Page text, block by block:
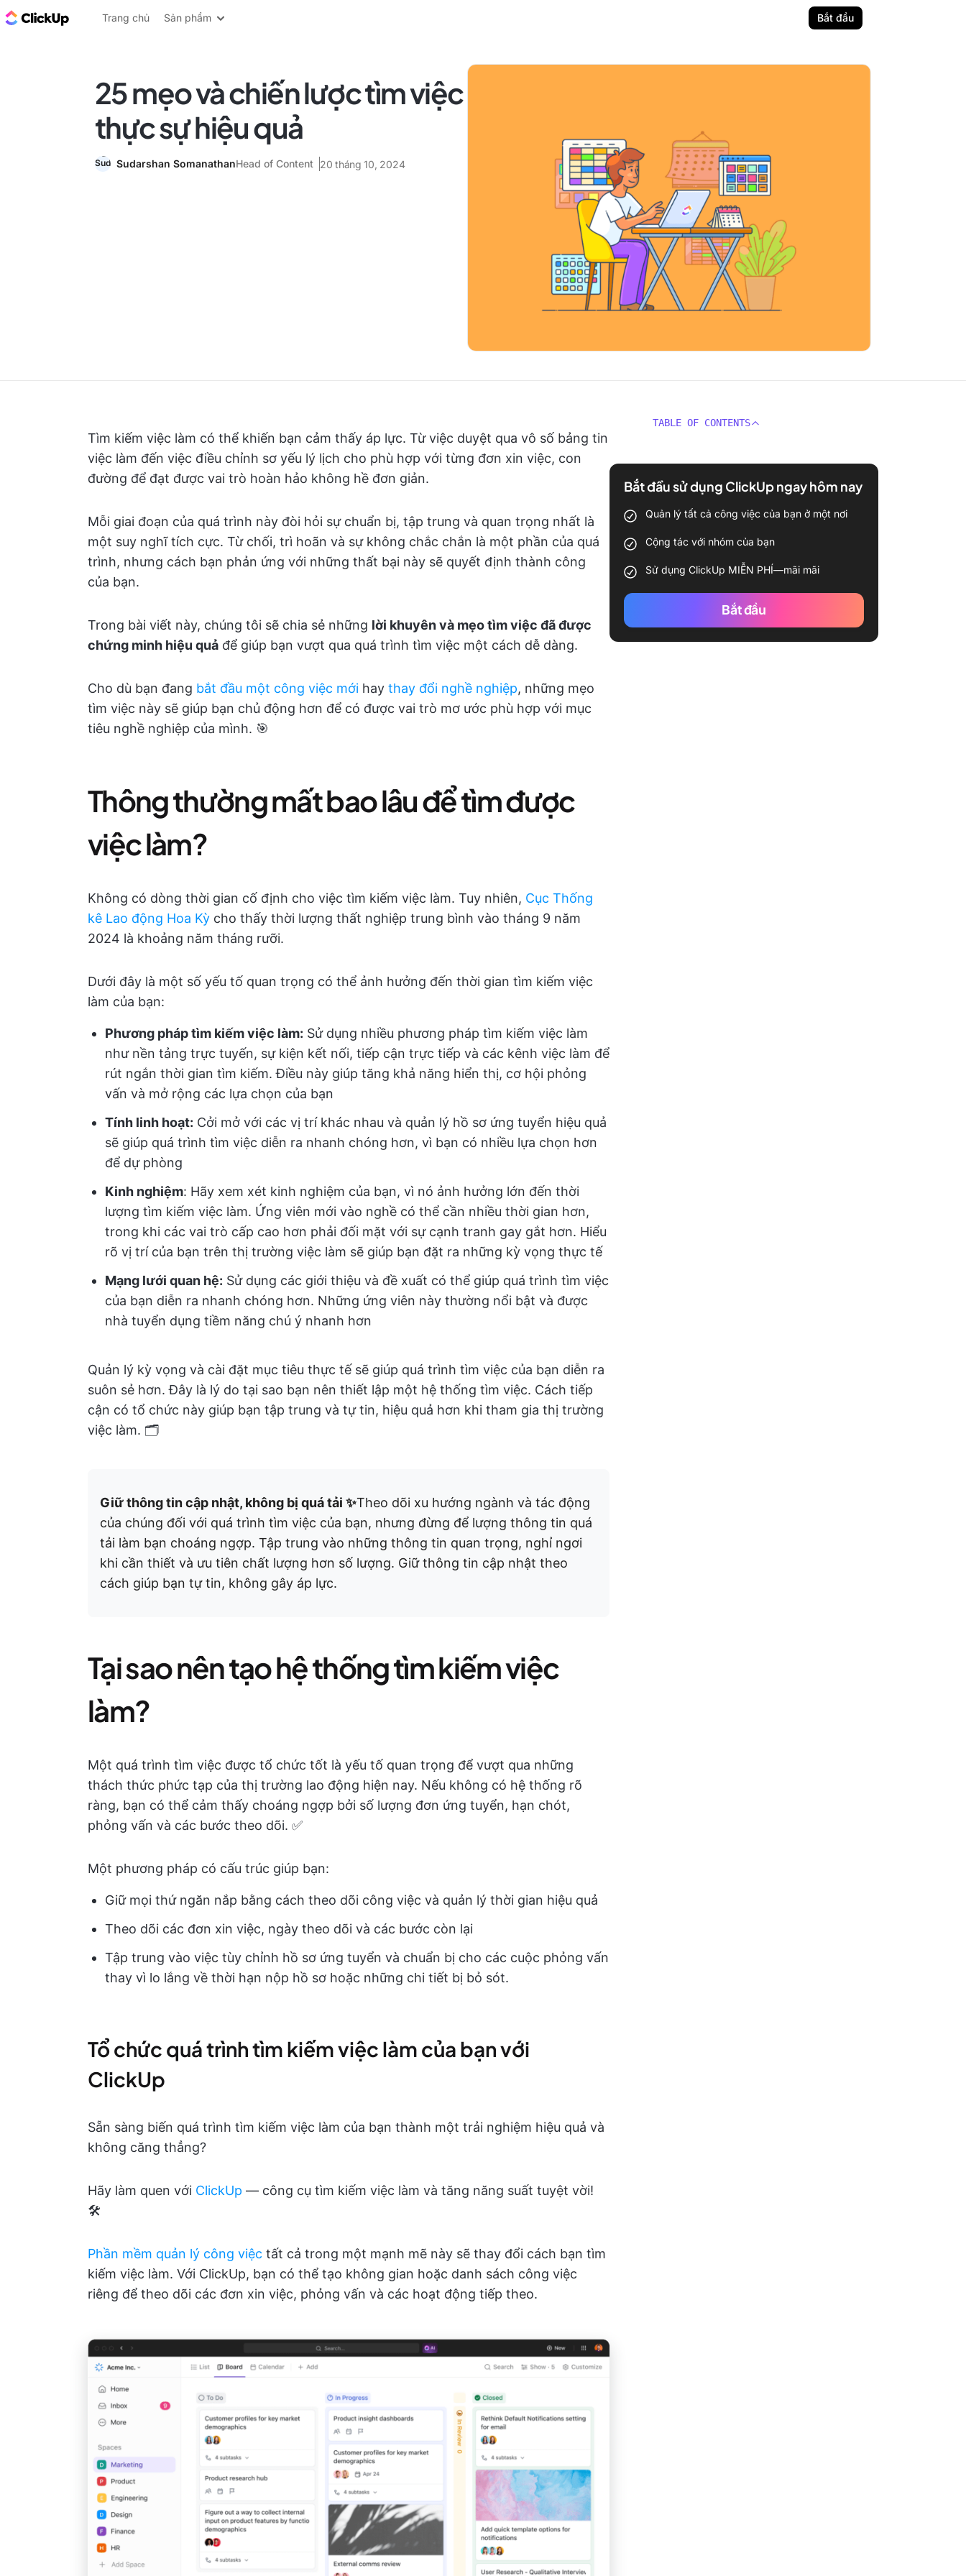
ClickUp Blog
Trang chủ Sản phẩm Bắt đầu
25 mẹo và chiến lược tìm việc
thực sự hiệu quả
Sudarshan SomanathanHead of Content 20 tháng 10, 2024
Tìm kiếm việc làm có thể khiến bạn cảm thấy áp lực. Từ việc duyệt qua vô số bảng tin
việc làm đến việc điều chỉnh sơ yếu lý lịch cho phù hợp với từng đơn xin việc, con
đường để đạt được vai trò hoàn hảo không hề đơn giản.
Mỗi giai đoạn của quá trình này đòi hỏi sự chuẩn bị, tập trung và quan trọng nhất là
một suy nghĩ tích cực. Từ chối, trì hoãn và sự không chắc chắn là một phần của quá
trình, nhưng cách bạn phản ứng với những thất bại này sẽ quyết định thành công
của bạn.
Trong bài viết này, chúng tôi sẽ chia sẻ những lời khuyên và mẹo tìm việc đã được
chứng minh hiệu quả để giúp bạn vượt qua quá trình tìm việc một cách dễ dàng.
Cho dù bạn đang bắt đầu một công việc mới hay thay đổi nghề nghiệp, những mẹo
tìm việc này sẽ giúp bạn chủ động hơn để có được vai trò mơ ước phù hợp với mục
tiêu nghề nghiệp của mình. 🎯
Thông thường mất bao lâu để tìm được
việc làm?
Không có dòng thời gian cố định cho việc tìm kiếm việc làm. Tuy nhiên, Cục Thống
kê Lao động Hoa Kỳ cho thấy thời lượng thất nghiệp trung bình vào tháng 9 năm
2024 là khoảng năm tháng rưỡi.
Dưới đây là một số yếu tố quan trọng có thể ảnh hưởng đến thời gian tìm kiếm việc
làm của bạn:
Phương pháp tìm kiếm việc làm: Sử dụng nhiều phương pháp tìm kiếm việc làm
như nền tảng trực tuyến, sự kiện kết nối, tiếp cận trực tiếp và các kênh việc làm để
rút ngắn thời gian tìm kiếm. Điều này giúp tăng khả năng hiển thị, cơ hội phỏng
vấn và mở rộng các lựa chọn của bạn
Tính linh hoạt: Cởi mở với các vị trí khác nhau và quản lý hồ sơ ứng tuyển hiệu quả
sẽ giúp quá trình tìm việc diễn ra nhanh chóng hơn, vì bạn có nhiều lựa chọn hơn
để dự phòng
Kinh nghiệm: Hãy xem xét kinh nghiệm của bạn, vì nó ảnh hưởng lớn đến thời
lượng tìm kiếm việc làm. Ứng viên mới vào nghề có thể cần nhiều thời gian hơn,
trong khi các vai trò cấp cao hơn phải đối mặt với sự cạnh tranh gay gắt hơn. Hiểu
rõ vị trí của bạn trên thị trường việc làm sẽ giúp bạn đặt ra những kỳ vọng thực tế
Mạng lưới quan hệ: Sử dụng các giới thiệu và đề xuất có thể giúp quá trình tìm việc
của bạn diễn ra nhanh chóng hơn. Những ứng viên này thường nổi bật và được
nhà tuyển dụng tiềm năng chú ý nhanh hơn
Quản lý kỳ vọng và cài đặt mục tiêu thực tế sẽ giúp quá trình tìm việc của bạn diễn ra
suôn sẻ hơn. Đây là lý do tại sao bạn nên thiết lập một hệ thống tìm việc. Cách tiếp
cận có tổ chức này giúp bạn tập trung và tự tin, hiệu quả hơn khi tham gia thị trường
việc làm. 🗂️
Giữ thông tin cập nhật, không bị quá tải ✨Theo dõi xu hướng ngành và tác động
của chúng đối với quá trình tìm việc của bạn, nhưng đừng để lượng thông tin quá
tải làm bạn choáng ngợp. Tập trung vào những thông tin quan trọng, nghỉ ngơi
khi cần thiết và ưu tiên chất lượng hơn số lượng. Giữ thông tin cập nhật theo
cách giúp bạn tự tin, không gây áp lực.
Tại sao nên tạo hệ thống tìm kiếm việc
làm?
Một quá trình tìm việc được tổ chức tốt là yếu tố quan trọng để vượt qua những
thách thức phức tạp của thị trường lao động hiện nay. Nếu không có hệ thống rõ
ràng, bạn có thể cảm thấy choáng ngợp bởi số lượng đơn ứng tuyển, hạn chót,
phỏng vấn và các bước theo dõi. ✅
Một phương pháp có cấu trúc giúp bạn:
Giữ mọi thứ ngăn nắp bằng cách theo dõi công việc và quản lý thời gian hiệu quả
Theo dõi các đơn xin việc, ngày theo dõi và các bước còn lại
Tập trung vào việc tùy chỉnh hồ sơ ứng tuyển và chuẩn bị cho các cuộc phỏng vấn
thay vì lo lắng về thời hạn nộp hồ sơ hoặc những chi tiết bị bỏ sót.
Tổ chức quá trình tìm kiếm việc làm của bạn với
ClickUp
Sẵn sàng biến quá trình tìm kiếm việc làm của bạn thành một trải nghiệm hiệu quả và
không căng thẳng?
Hãy làm quen với ClickUp — công cụ tìm kiếm việc làm và tăng năng suất tuyệt vời!
🛠️
Phần mềm quản lý công việc tất cả trong một mạnh mẽ này sẽ thay đổi cách bạn tìm
kiếm việc làm. Với ClickUp, bạn có thể tạo không gian hoặc danh sách công việc
riêng để theo dõi các đơn xin việc, phỏng vấn và các hoạt động tiếp theo.
TABLE OF CONTENTS
Bắt đầu sử dụng ClickUp ngay hôm nay
Quản lý tất cả công việc của bạn ở một nơi
Cộng tác với nhóm của bạn
Sử dụng ClickUp MIỄN PHÍ—mãi mãi
Bắt đầu